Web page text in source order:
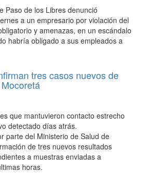
Paso de los Libres denunció
a un empresario por violación del
y amenazas, en un escándalo
habría obligado a sus empleados a
tres casos nuevos de
que mantuvieron contacto estrecho
detectado días atrás.
parte del Ministerio de Salud de
de tres nuevos resultados
a muestras enviadas a
horas.